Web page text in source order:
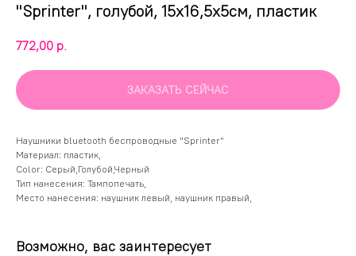
"Sprinter", голубой, 15х16,5х5см, пластик
772,00 р.
ЗАКАЗАТЬ СЕЙЧАС
Наушники bluetooth беспроводные "Sprinter"
Материал: пластик,
Color: Серый,Голубой,Черный
Тип нанесения: Тампопечать,
Место нанесения: наушник левый, наушник правый,
Возможно, вас заинтересует